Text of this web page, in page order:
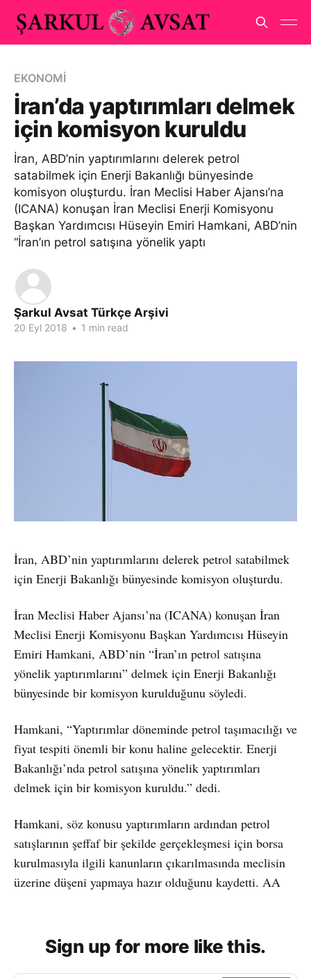
EKONOMİ
İran’da yaptırımları delmek
için komisyon kuruldu
İran, ABD’nin yaptırımlarını delerek petrol
satabilmek için Enerji Bakanlığı bünyesinde
komisyon oluşturdu. İran Meclisi Haber Ajansı’na
(ICANA) konuşan İran Meclisi Enerji Komisyonu
Başkan Yardımcısı Hüseyin Emiri Hamkani, ABD’nin
“İran’ın petrol satışına yönelik yaptı
Şarkul Avsat Türkçe Arşivi
20 Eyl 2018 • 1 min read
İran, ABD’nin yaptırımlarını delerek petrol satabilmek
için Enerji Bakanlığı bünyesinde komisyon oluşturdu.
İran Meclisi Haber Ajansı’na (ICANA) konuşan İran
Meclisi Enerji Komisyonu Başkan Yardımcısı Hüseyin
Emiri Hamkani, ABD’nin “İran’ın petrol satışına
yönelik yaptırımlarını” delmek için Enerji Bakanlığı
bünyesinde bir komisyon kurulduğunu söyledi.
Hamkani, “Yaptırımlar döneminde petrol taşımacılığı ve
fiyat tespiti önemli bir konu haline gelecektir. Enerji
Bakanlığı’nda petrol satışına yönelik yaptırımları
delmek için bir komisyon kuruldu.” dedi.
Hamkani, söz konusu yaptırımların ardından petrol
satışlarının şeffaf bir şekilde gerçekleşmesi için borsa
kurulmasıyla ilgili kanunların çıkarılmasında meclisin
üzerine düşeni yapmaya hazır olduğunu kaydetti. AA
Sign up for more like this.